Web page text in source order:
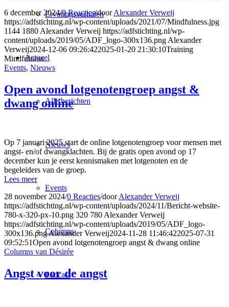
Ervaringsverhalen
Actueel
Alle berichten
Nieuws
Events
Columns
Podcast
6 december 2024/0 Reacties/doorAlexander Verweij
https://adfstichting.nl/wp-content/uploads/2021/07/Mindfulness.jpg
1144 1880 Alexander Verweij https://adfstichting.nl/wp-
content/uploads/2019/05/ADF_logo-300x136.png Alexander
Verweij2024-12-06 09:26:422025-01-20 21:30:10Training
Mindfulness
Events, Nieuws
Open avond lotgenotengroep angst &
dwang online
Op 7 januari 2025 start de online lotgenotengroep voor mensen met
angst- en/of dwangklachten. Bij de gratis open avond op 17
december kun je eerst kennismaken met lotgenoten en de
begeleiders van de groep.
Lees meer
28 november 2024/0 Reacties/doorAlexander Verweij
https://adfstichting.nl/wp-content/uploads/2024/11/Bericht-website-
780-x-320-px-10.png 320 780 Alexander Verweij
https://adfstichting.nl/wp-content/uploads/2019/05/ADF_logo-
300x136.pngAlexander Verweij2024-11-28 11:46:422025-07-31
09:52:51Open avond lotgenotengroep angst & dwang online
Columns van Désirée
Angst voor de angst